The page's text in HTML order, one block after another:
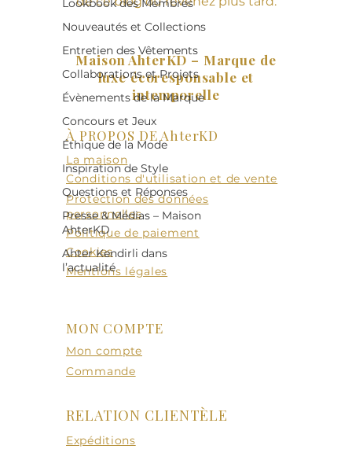
Lookbook des Membres
Nouveautés et Collections
Entretien des Vêtements
Collaborations et Projets
Évènements de la Marque
Concours et Jeux
Éthique de la Mode
Inspiration de Style
Questions et Réponses
Presse & Médias – Maison
AhterKD
Ahter Kendirli dans
l’actualité
Maison AhterKD – Marque de
luxe écoresponsable et
intemporelle
À PROPOS DE AhterKD
La maison
Conditions d'utilisation et de vente
Protection des données
personnelles
Politique de paiement
Cookies
Mentions légales
MON COMPTE
Mon compte
Commande
RELATION CLIENTÈLE
Expéditions